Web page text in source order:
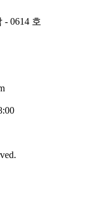
- 0614 호